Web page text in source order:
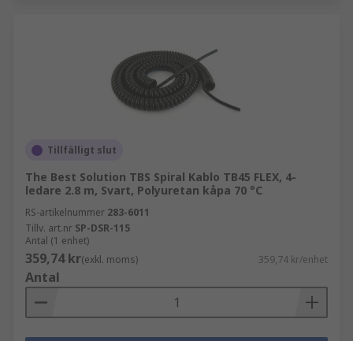
Tillfälligt slut
The Best Solution TBS Spiral Kablo TB45 FLEX, 4-
ledare 2.8 m, Svart, Polyuretan kåpa 70 °C
RS-artikelnummer 283-6011
Tillv. art.nr SP-DSR-115
Antal (1 enhet)
359,74 kr(exkl. moms) 359,74 kr/enhet
Antal